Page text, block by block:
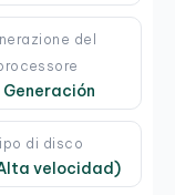
del
Generación
di disco
velocidad)